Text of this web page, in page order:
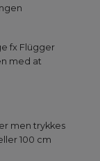
fx Flügger
med at
men trykkes
100 cm